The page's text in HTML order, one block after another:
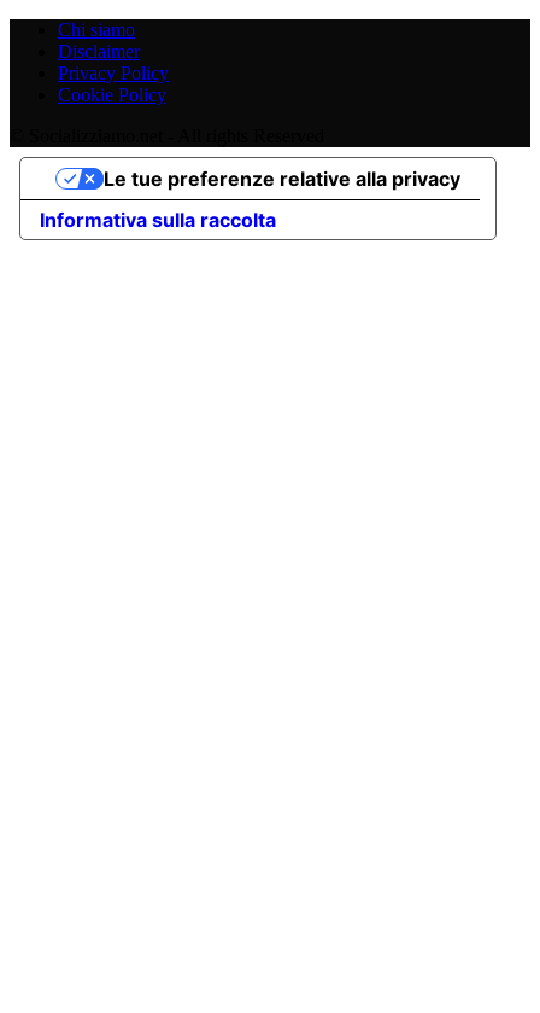
Chi siamo
Disclaimer
Privacy Policy
Cookie Policy
Informativa sulla raccolta
Le tue preferenze relative alla privacy